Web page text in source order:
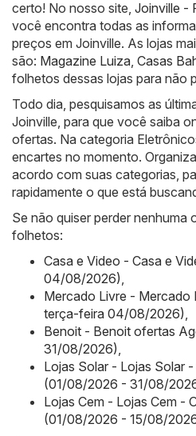
certo! No nosso site, Joinville -
você encontra todas as
preços em Joinville. As lojas
são: Magazine Luiza, Casas
folhetos dessas lojas para não
Todo dia, pesquisamos as
Joinville, para que você saiba
ofertas. Na categoria
encartes no momento.
acordo com suas categorias,
rapidamente o que está
Se não quiser perder
folhetos:
Casa e Video - Casa e
04/08/2026),
Mercado Livre - Mercado
terça-feira 04/08/2026),
Benoit - Benoit ofertas
31/08/2026),
Lojas Solar - Lojas Solar
(01/08/2026 - 31/08/
Lojas Cem - Lojas Cem -
(01/08/2026 - 15/08/